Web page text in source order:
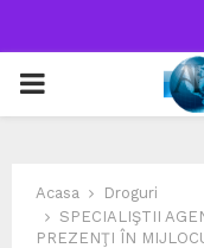
PRIMARY
Acasa
Droguri
SPECIALIŞTII
PREZENŢI ÎN